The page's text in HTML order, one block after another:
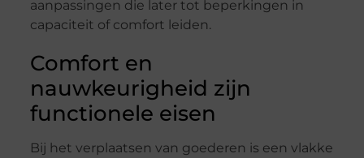
aanpassingen die later tot beperkingen in
capaciteit of comfort leiden.
Comfort en
nauwkeurigheid zijn
functionele eisen
Bij het verplaatsen van goederen is een vlakke